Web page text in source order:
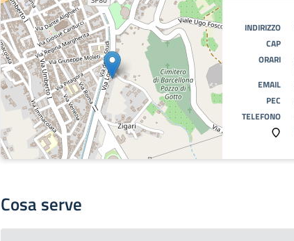
INDIRIZZO
CAP
ORARI
EMAIL
PEC
TELEFONO
Cosa serve